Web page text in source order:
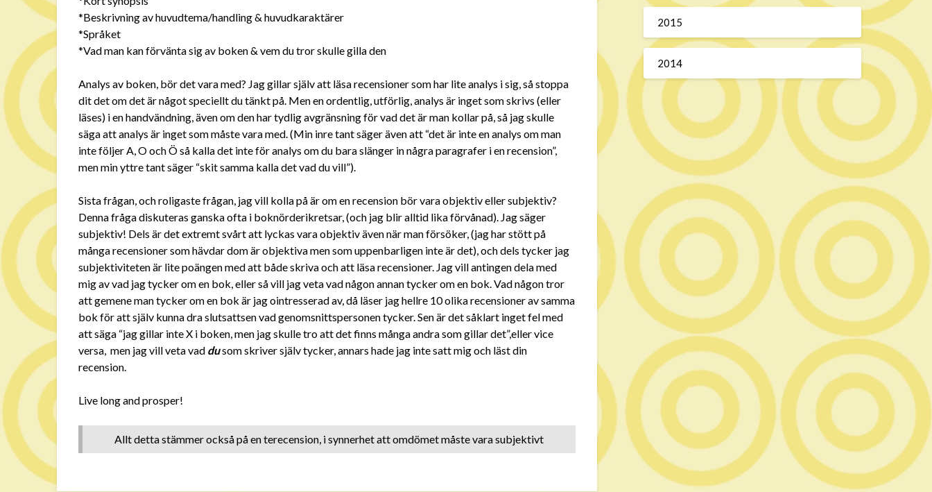
*Beskrivning av huvudtema/handling & huvudkaraktärer
*Språket
*Vad man kan förvänta sig av boken & vem du tror skulle gilla den
Analys av boken, bör det vara med? Jag gillar själv att läsa recensioner som har lite analys i sig, så stoppa
dit det om det är något speciellt du tänkt på. Men en ordentlig, utförlig, analys är inget som skrivs (eller
läses) i en handvändning, även om den har tydlig avgränsning för vad det är man kollar på, så jag skulle
säga att analys är inget som måste vara med. (Min inre tant säger även att “det är inte en analys om man
inte följer A, O och Ö så kalla det inte för analys om du bara slänger in några paragrafer i en recension”,
men min yttre tant säger “skit samma kalla det vad du vill”).
Sista frågan, och roligaste frågan, jag vill kolla på är om en recension bör vara objektiv eller subjektiv?
Denna fråga diskuteras ganska ofta i boknörderikretsar, (och jag blir alltid lika förvånad). Jag säger
subjektiv! Dels är det extremt svårt att lyckas vara objektiv även när man försöker, (jag har stött på
många recensioner som hävdar dom är objektiva men som uppenbarligen inte är det), och dels tycker jag
subjektiviteten är lite poängen med att både skriva och att läsa recensioner. Jag vill antingen dela med
mig av vad jag tycker om en bok, eller så vill jag veta vad någon annan tycker om en bok. Vad någon tror
att gemene man tycker om en bok är jag ointresserad av, då läser jag hellre 10 olika recensioner av samma
bok för att själv kunna dra slutsattsen vad genomsnittspersonen tycker. Sen är det såklart inget fel med
att säga “jag gillar inte X i boken, men jag skulle tro att det finns många andra som gillar det”,eller vice
versa, men jag vill veta vad dusom skriver själv tycker, annars hade jag inte satt mig och läst din
recension.
Live long and prosper!
Allt detta stämmer också på en terecension, i synnerhet att omdömet måste vara subjektivt
2015
2014